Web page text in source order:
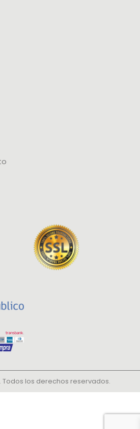
Todos los derechos reservados.